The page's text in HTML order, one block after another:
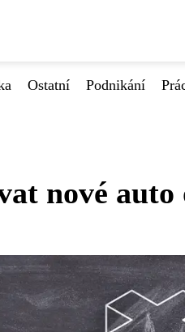
Ostatní Podnikání
nové